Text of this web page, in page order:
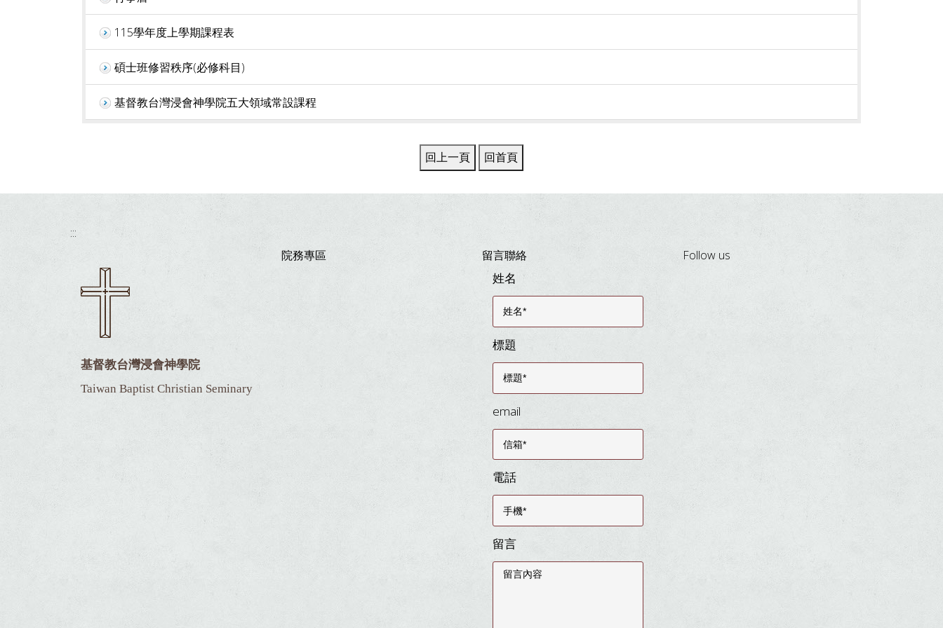
115學年度上學期課程表
碩士班修習秩序(必修科目)
基督教台灣浸會神學院五大領域常設課程
:::
基督教台灣浸會神學院
Taiwan Baptist Christian Seminary
院務專區 留言聯絡
姓名
標題
email
電話
留言
Follow us